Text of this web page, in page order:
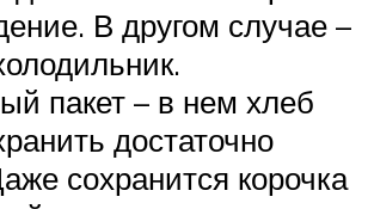
В другом случае –
пакет – в нем хлеб
достаточно
сохранится корочка